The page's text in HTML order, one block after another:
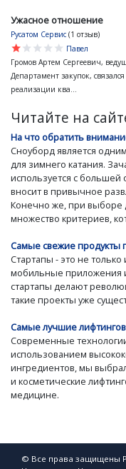
Ужасное отношение
Русатом Сервис (1 отзыв)
star
star
star
star
star
Павел
Громов Артем Сергеевич,
Департамент закупок,
реализации ква...
Читайте на
На что обратить
Сноуборд является
для зимнего катания.
используется с
вносит в привычное
Конечно же, при выборе
множество критериев,
Самые свежие продукты
Стартапы - это не
мобильные приложения
стартапы делают
такие проекты уже
Самые лучшие
Современные
использованием
ингредиентов, мы
и косметические
медицине.
© Все права защищены